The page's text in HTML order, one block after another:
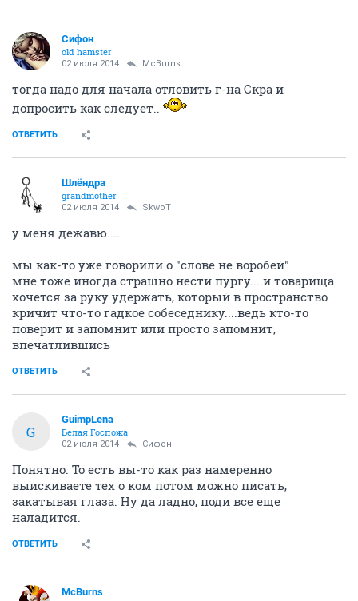
Сифон
old hamster
02 июля 2014 McBurns
тогда надо для начала отловить г-на Скра и
допросить как следует..
ОТВЕТИТЬ
Шлёндра
grandmother
02 июля 2014 SkwоT
у меня дежавю....
мы как-то уже говорили о "слове не воробей"
мне тоже иногда страшно нести пургу....и товарища
хочется за руку удержать, который в пространство
кричит что-то гадкое собеседнику....ведь кто-то
поверит и запомнит или просто запомнит,
впечатлившись
ОТВЕТИТЬ
G
GuimpLena
Белая Госпожа
02 июля 2014 Сифон
Понятно. То есть вы-то как раз намеренно
выискиваете тех о ком потом можно писать,
закатывая глаза. Ну да ладно, поди все еще
наладится.
ОТВЕТИТЬ
McBurns